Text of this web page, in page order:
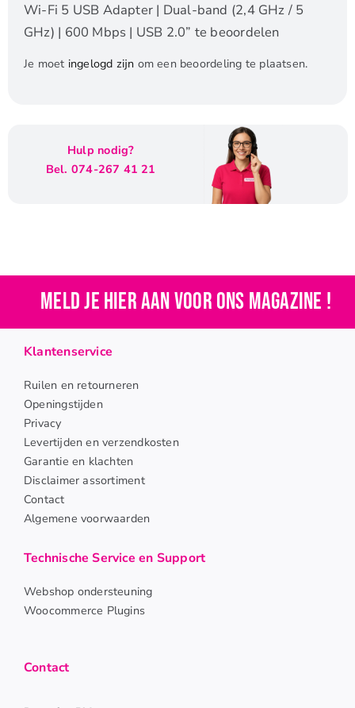
Wi-Fi 5 USB Adapter | Dual-band (2,4 GHz / 5
GHz) | 600 Mbps | USB 2.0” te beoordelen
Je moet ingelogd zijn om een beoordeling te plaatsen.
Hulp nodig?
Bel. 074-267 41 21
Meld je hier aan voor ons magazine !
Klantenservice
Ruilen en retourneren
Openingstijden
Privacy
Levertijden en verzendkosten
Garantie en klachten
Disclaimer assortiment
Contact
Algemene voorwaarden
Technische Service en Support
Webshop ondersteuning
Woocommerce Plugins
Contact